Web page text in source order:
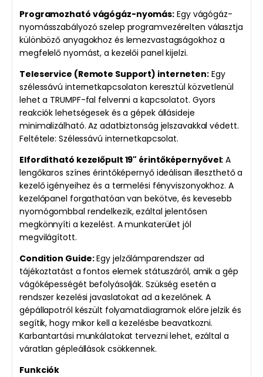
Programozható vágógáz-nyomás: Egy vágógáz-
nyomásszabályozó szelep programvezérelten választja
különböző anyagokhoz és lemezvastagságokhoz a
megfelelő nyomást, a kezelői panel kijelzi.
Teleservice (Remote Support) interneten: Egy
szélessávú internetkapcsolaton keresztül közvetlenül
lehet a TRUMPF-fal felvenni a kapcsolatot. Gyors
reakciók lehetségesek és a gépek állásideje
minimalizálható. Az adatbiztonság jelszavakkal védett.
Feltétele: Szélessávú internetkapcsolat.
Elfordítható kezelőpult 19" érintőképernyővel: A
lengőkaros színes érintőképernyő ideálisan illeszthető a
kezelő igényeihez és a termelési fényviszonyokhoz. A
kezelőpanel forgathatóan van bekötve, és kevesebb
nyomógombbal rendelkezik, ezáltal jelentősen
megkönnyíti a kezelést. A munkaterület jól
megvilágított.
Condition Guide:Egy jelzőlámparendszer ad
tájékoztatást a fontos elemek státuszáról, amik a gép
vágóképességét befolyásolják. Szükség esetén a
rendszer kezelési javaslatokat ad a kezelőnek. A
gépállapotról készült folyamatdiagramok előre jelzik és
segítik, hogy mikor kell a kezelésbe beavatkozni.
Karbantartási munkálatokat tervezni lehet, ezáltal a
váratlan gépleállások csökkennek.
Funkciók